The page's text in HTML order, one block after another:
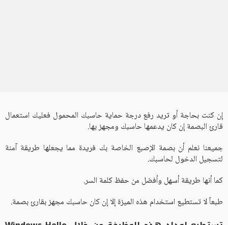
إن كنت بحاجة أو تريد رفع درجة حماية حاسبك المحمول فعليك استعمال
قارئ البصمة إن كان يدعمها حاسبك ومجهز بها.
جميعنا نعلم أن بصمة الإصبع الخاصة بك فريدة مما يجعلها طريقة آمنة
لتسجيل الدخول لحاسبك.
كما أنها طريقة أسهل وأفضل من حفظ كلمة السر.
طبعاً لا تستطيع استخدام هذه الميزة إلا إن كان حاسبك مجهز بقارئ بصمة.